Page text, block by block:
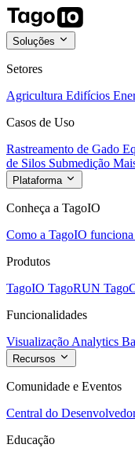
Soluções
Setores
Agricultura Edifícios
Casos de Uso
Rastreamento de Gado
de Silos Submedição
Plataforma
Conheça a TagoIO
Como a TagoIO funciona
Produtos
TagoIO TagoRUN
Funcionalidades
Visualização Analytics
Recursos
Comunidade e Eventos
Central do
Educação